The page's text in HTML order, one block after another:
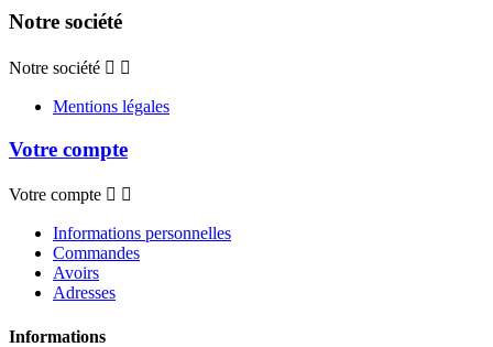
Notre société
Notre société  
Mentions légales
Votre compte
Votre compte  
Informations personnelles
Commandes
Avoirs
Adresses
Informations